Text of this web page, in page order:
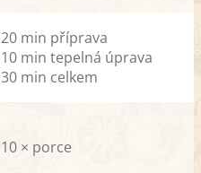
20 min příprava
10 min tepelná úprava
30 min celkem
10 × porce